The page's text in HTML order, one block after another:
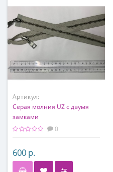
Артикул:
Серая молния UZ с двумя
замками
0
600 р.